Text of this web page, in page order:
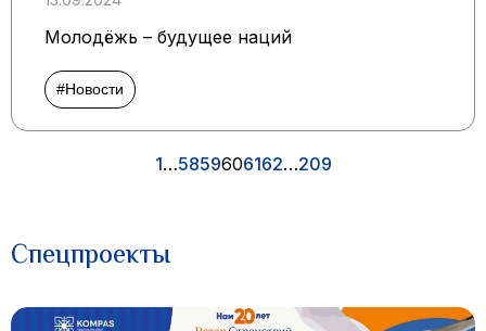
Молодёжь – будущее наций
#Новости
1…5859606162…209
Спецпроекты